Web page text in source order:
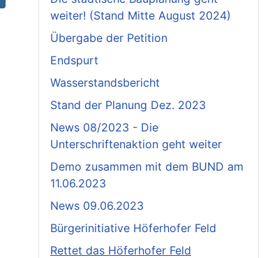
weiter! (Stand Mitte August 2024)
Übergabe der Petition
Endspurt
Wasserstandsbericht
Stand der Planung Dez. 2023
News 08/2023 - Die
Unterschriftenaktion geht weiter
Demo zusammen mit dem BUND am
11.06.2023
News 09.06.2023
Bürgerinitiative Höferhofer Feld
Rettet das Höferhofer Feld